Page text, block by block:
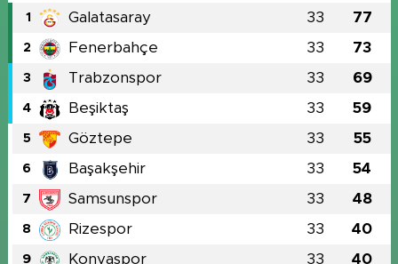
1 Galatasaray 33 77
2 Fenerbahçe 33 73
3 Trabzonspor 33 69
4 Beşiktaş 33 59
5 Göztepe 33 55
6 Başakşehir 33 54
7 Samsunspor 33 48
8 Rizespor 33 40
9 Konyaspor 33 40